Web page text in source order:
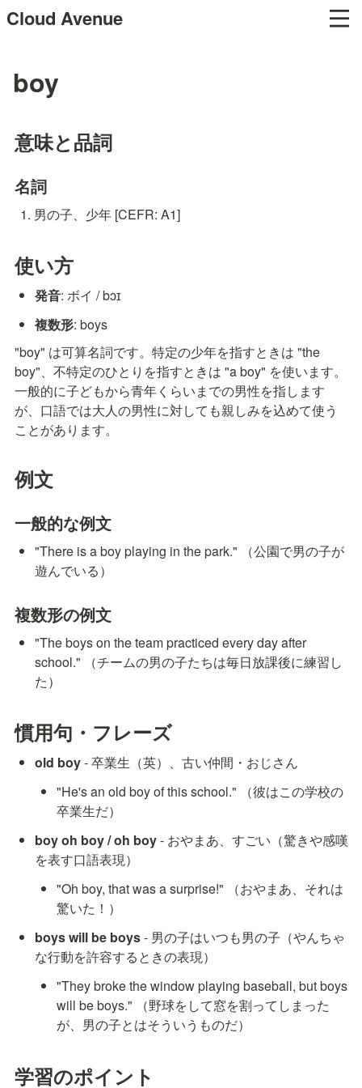
Cloud Avenue
boy
意味と品詞
名詞
男の子、少年 [CEFR: A1]
使い方
発音: ボイ / bɔɪ
複数形: boys
"boy" は可算名詞です。特定の少年を指すときは "the
boy"、不特定のひとりを指すときは "a boy" を使います。
一般的に子どもから青年くらいまでの男性を指します
が、口語では大人の男性に対しても親しみを込めて使う
ことがあります。
例文
一般的な例文
"There is a boy playing in the park." （公園で男の子が
遊んでいる）
複数形の例文
"The boys on the team practiced every day after
school." （チームの男の子たちは毎日放課後に練習し
た）
慣用句・フレーズ
old boy - 卒業生（英）、古い仲間・おじさん
"He's an old boy of this school." （彼はこの学校の
卒業生だ）
boy oh boy / oh boy - おやまあ、すごい（驚きや感嘆
を表す口語表現）
"Oh boy, that was a surprise!" （おやまあ、それは
驚いた！）
boys will be boys - 男の子はいつも男の子（やんちゃ
な行動を許容するときの表現）
"They broke the window playing baseball, but boys
will be boys." （野球をして窓を割ってしまった
が、男の子とはそういうものだ）
学習のポイント